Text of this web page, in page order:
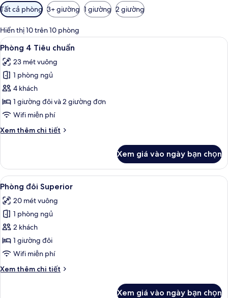
Bộ
lọc
có
thể
dùng
để
lọc
tìm
phòng
Tất cả phòng 3+ giường 1 giường 2 giường
Hiển thị 10 trên 10 phòng
Xem
tất
cả
ảnh
Phòng
4
Tiêu
Phòng 4 Tiêu chuẩn | Phòng cách
5
Phòng 4 Tiêu chuẩn
23 mét vuông
1 phòng ngủ
4 khách
1 giường đôi và 2 giường đơn
Wifi miễn phí
Xem thêm chi tiết
Chi
Phòng
4
Tiêu
chuẩn
Xem giá vào ngày bạn chọn
Xem
tất
cả
ảnh
Phòng
đôi
Superior
Phòng đôi Superior | Phòng cách
7
Phòng đôi Superior
20 mét vuông
1 phòng ngủ
2 khách
1 giường đôi
Wifi miễn phí
Xem thêm chi tiết
Chi
Xem giá vào ngày bạn chọn